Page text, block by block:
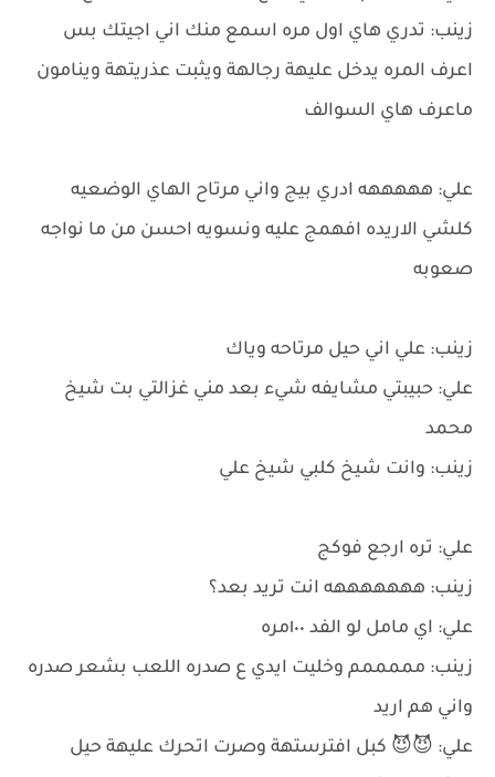
زينب: تدري هاي اول مره اسمع منك اني اجيتك بس
اعرف المره يدخل عليهة رجالهة ويثبت عذريتهة وينامون
ماعرف هاي السوالف
علي: هههههه ادري بيج واني مرتاح الهاي الوضعيه
كلشي الاريده افهمج عليه ونسويه احسن من ما نواجه
صعوبه
زينب: علي اني حيل مرتاحه وياك
علي: حبيبتي مشايفه شيء بعد مني غزالتي بت شيخ
محمد
زينب: وانت شيخ كلبي شيخ علي
علي: تره ارجع فوكج
زينب: هههههههه انت تريد بعد؟
علي: اي مامل لو الفد ١٠٠مره
زينب: مممممم وخليت ايدي ع صدره اللعب بشعر صدره
واني هم اريد
علي: 😈😈 كبل افترستهة وصرت اتحرك عليهة حيل